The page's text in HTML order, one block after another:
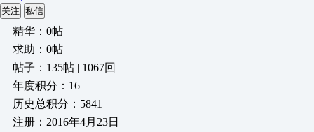
关注 私信
精华：0帖
求助：0帖
帖子：135帖 | 1067回
年度积分：16
历史总积分：5841
注册：2016年4月23日